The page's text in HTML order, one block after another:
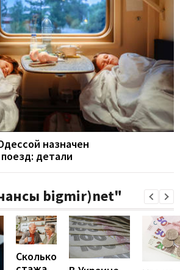
назначен
детали
bigmir)net"
Сколько